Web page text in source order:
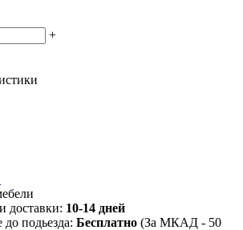
+
доставки: 10-14 дней
подьезда: Бесплатно (За МКАД - 50